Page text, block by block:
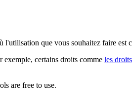
l'utilisation que vous souhaitez faire est
exemple, certains droits comme les
are free to use.